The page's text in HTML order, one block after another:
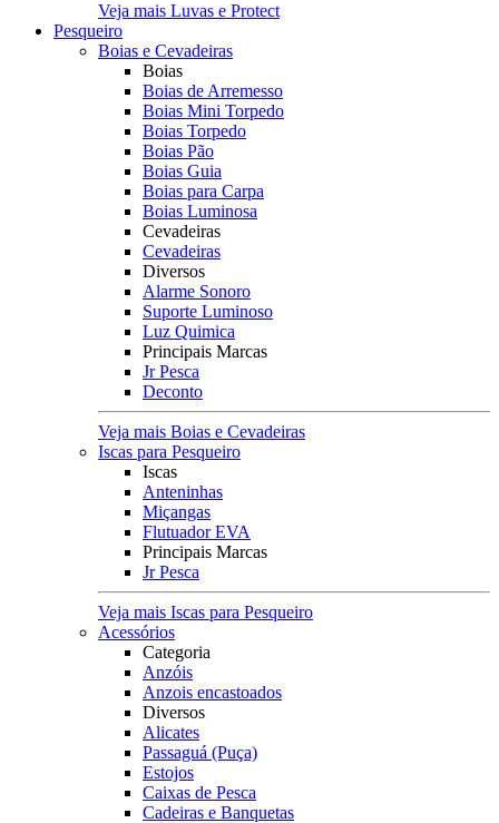
Veja mais Luvas e Protect
Pesqueiro
Boias e Cevadeiras
Boias
Boias de Arremesso
Boias Mini Torpedo
Boias Torpedo
Boias Pão
Boias Guia
Boias para Carpa
Boias Luminosa
Cevadeiras
Cevadeiras
Diversos
Alarme Sonoro
Suporte Luminoso
Luz Quimica
Principais Marcas
Jr Pesca
Deconto
Veja mais Boias e Cevadeiras
Iscas para Pesqueiro
Iscas
Anteninhas
Miçangas
Flutuador EVA
Principais Marcas
Jr Pesca
Veja mais Iscas para Pesqueiro
Acessórios
Categoria
Anzóis
Anzois encastoados
Diversos
Alicates
Passaguá (Puça)
Estojos
Caixas de Pesca
Cadeiras e Banquetas